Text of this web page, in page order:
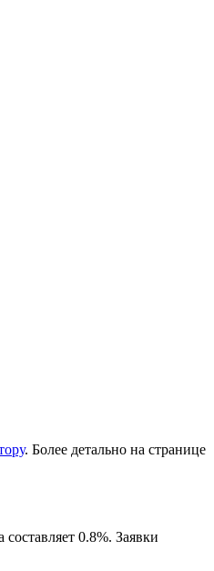
. Более детально на странице
0.8%. Заявки